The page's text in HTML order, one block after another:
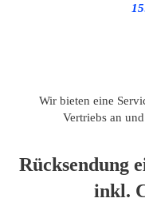
Wir bieten eine
Vertriebs an
Rücksendung
inkl.